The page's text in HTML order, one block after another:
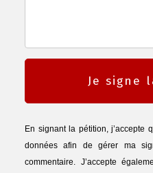
Je signe
En signant la pétition, j’accepte
données afin de gérer ma
commentaire. J’accepte